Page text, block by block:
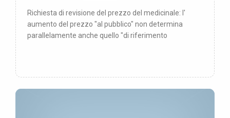
Richiesta di revisione del prezzo del medicinale: l'
aumento del prezzo "al pubblico" non determina
parallelamente anche quello "di riferimento